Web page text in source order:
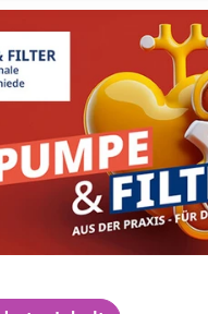
und behandelt. Doch
heikle Thema